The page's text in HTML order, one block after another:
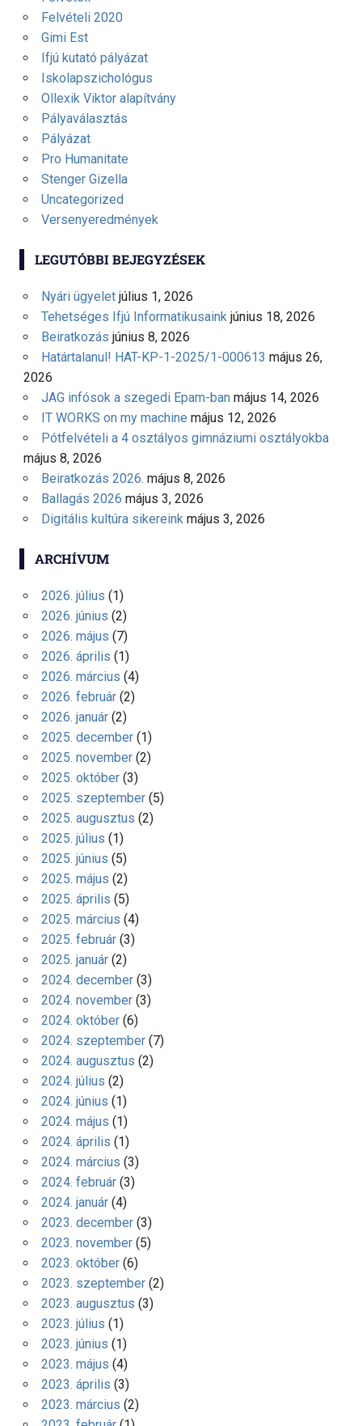
Felvételi 2020
Gimi Est
Ifjú kutató pályázat
Iskolapszichológus
Ollexik Viktor alapítvány
Pályaválasztás
Pályázat
Pro Humanitate
Stenger Gizella
Uncategorized
Versenyeredmények
LEGUTÓBBI BEJEGYZÉSEK
Nyári ügyelet július 1, 2026
Tehetséges Ifjú Informatikusaink június 18, 2026
Beiratkozás június 8, 2026
Határtalanul! HAT-KP-1-2025/1-000613 május 26,
2026
JAG infósok a szegedi Epam-ban május 14, 2026
IT WORKS on my machine május 12, 2026
Pótfelvételi a 4 osztályos gimnáziumi osztályokba
május 8, 2026
Beiratkozás 2026. május 8, 2026
Ballagás 2026 május 3, 2026
Digitális kultúra sikereink május 3, 2026
ARCHÍVUM
2026. július (1)
2026. június (2)
2026. május (7)
2026. április (1)
2026. március (4)
2026. február(2)
2026. január(2)
2025. december(1)
2025. november(2)
2025. október(3)
2025. szeptember(5)
2025. augusztus (2)
2025. július (1)
2025. június (5)
2025. május (2)
2025. április (5)
2025. március (4)
2025. február(3)
2025. január(2)
2024. december(3)
2024. november(3)
2024. október(6)
2024. szeptember(7)
2024. augusztus (2)
2024. július (2)
2024. június (1)
2024. május (1)
2024. április (1)
2024. március (3)
2024. február(3)
2024. január(4)
2023. december(3)
2023. november(5)
2023. október(6)
2023. szeptember(2)
2023. augusztus (3)
2023. július (1)
2023. június (1)
2023. május (4)
2023. április (3)
2023. március (2)